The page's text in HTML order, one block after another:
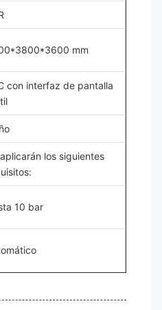
mm
con interfaz de pantalla
los siguientes
10 bar